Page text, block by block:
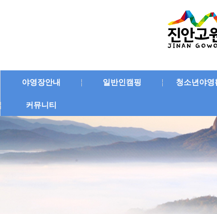
야영장안내 일반인캠핑 청소년야영
커뮤니티